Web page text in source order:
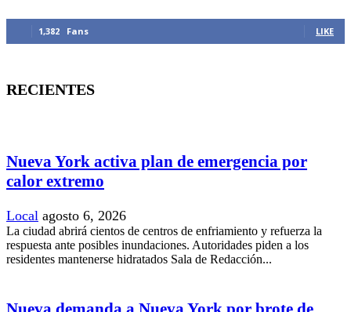
1,382 Fans LIKE
RECIENTES
Nueva York activa plan de emergencia por
calor extremo
Local agosto 6, 2026
La ciudad abrirá cientos de centros de enfriamiento y refuerza la
respuesta ante posibles inundaciones. Autoridades piden a los
residentes mantenerse hidratados Sala de Redacción...